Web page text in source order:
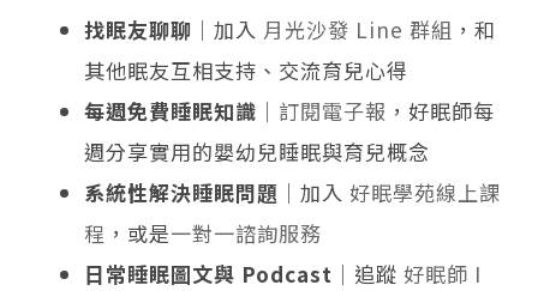
找眠友聊聊 ｜加入 月光沙發 Line 群組 ，和
其他眠友互相支持、交流育兒心得
每週免費睡眠知識 ｜ 訂閱電子報 ，好眠師每
週分享實用的嬰幼兒睡眠與育兒概念
系統性解決睡眠問題 ｜加入 好眠學苑線上課
程 ，或是一對一諮詢服務
日常睡眠圖文與 Podcast ｜追蹤 好眠師 I